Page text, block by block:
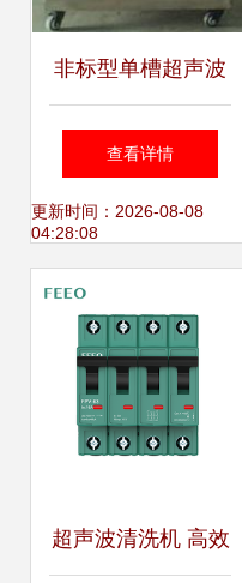
非标型单槽超声波
清洗机 苏州与江苏
地区的工业定制清
查看详情
更新时间：2026-08-08
04:28:08
超声波清洗机 高效